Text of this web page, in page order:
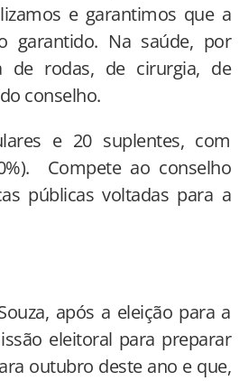
e garantimos que a
garantido. Na saúde, por
de rodas, de cirurgia, de
conselho.
e 20 suplentes, com
Compete ao conselho
públicas voltadas para a
após a eleição para a
eleitoral para preparar
outubro deste ano e que,